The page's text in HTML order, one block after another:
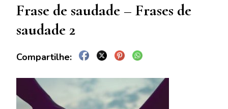
Frase de saudade – Frases de
saudade 2